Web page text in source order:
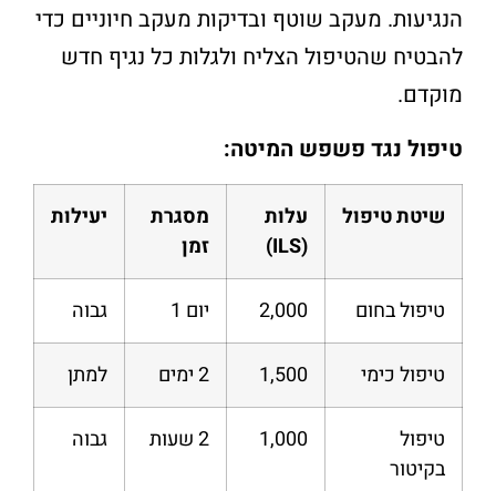
הנגיעות. מעקב שוטף ובדיקות מעקב חיוניים כדי
להבטיח שהטיפול הצליח ולגלות כל נגיף חדש
מוקדם.
טיפול נגד פשפש המיטה:
שיטת טיפול
עלות
(ILS)
מסגרת
זמן
יעילות
טיפול בחום 2,000 יום 1 גבוה
טיפול כימי 1,500 2 ימים למתן
טיפול
בקיטור
1,000 2 שעות גבוה